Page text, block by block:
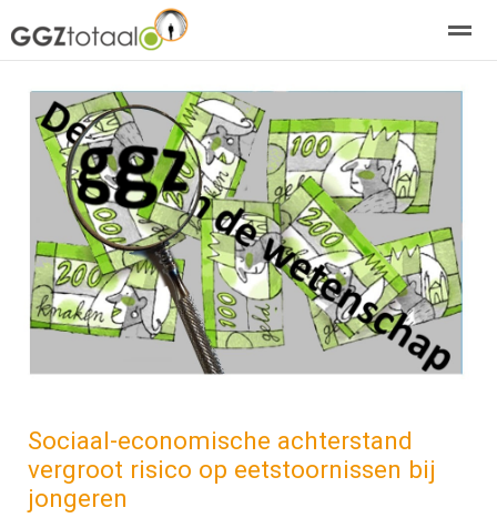
over GGZTotaal abonneren agenda adverteren E-
Home Nieuws Zoeken Pagina's
Sociaal-economische achterstand
vergroot risico op eetstoornissen bij
jongeren